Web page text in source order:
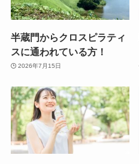
半蔵門からクロスピラティ
スに通われている方！
2026年7月15日